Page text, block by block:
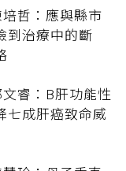
哲：應與縣市
到治療中的斷
睿：B肝功能性
七成肝癌致命威